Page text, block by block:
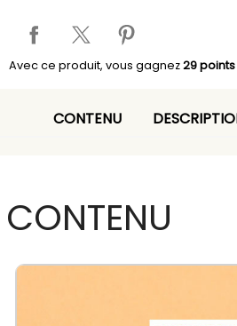
Avec ce produit, vous gagnez29
CONTENU
CONTENU